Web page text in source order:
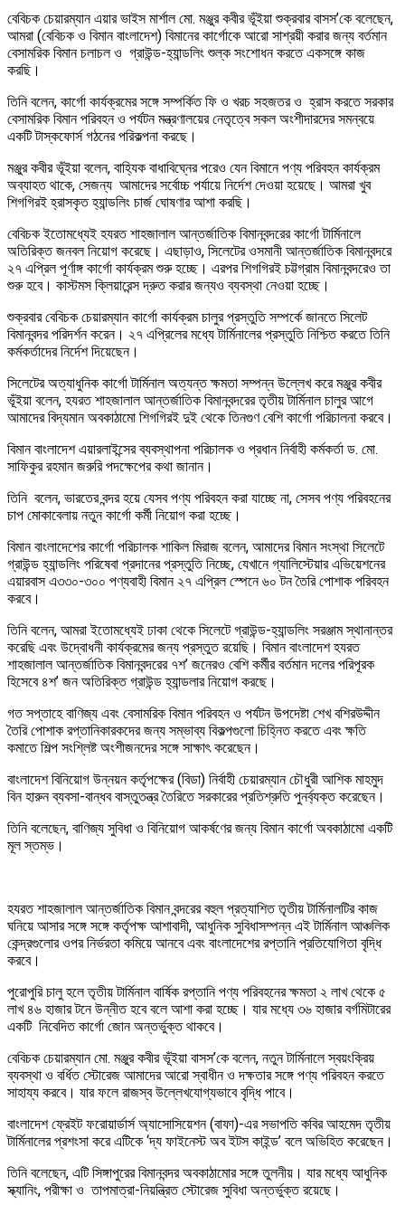
বেবিচক চেয়ারম্যান এয়ার ভাইস মার্শাল মো. মঞ্জুর কবীর ভূঁইয়া শুক্রবার বাসস’কে বলেছেন,
আমরা (বেবিচক ও বিমান বাংলাদেশ) বিমানের কার্গোকে আরো সাশ্রয়ী করার জন্য বর্তমান
বেসামরিক বিমান চলাচল ও গ্রাউন্ড-হ্যান্ডলিং শুল্ক সংশোধন করতে একসঙ্গে কাজ
করছি।
তিনি বলেন, কার্গো কার্যক্রমের সঙ্গে সম্পর্কিত ফি ও খরচ সহজতর ও হ্রাস করতে সরকার
বেসামরিক বিমান পরিবহন ও পর্যটন মন্ত্রণালয়ের নেতৃত্বে সকল অংশীদারদের সমন্বয়ে
একটি টাস্কফোর্স গঠনের পরিকল্পনা করছে।
মঞ্জুর কবীর ভূঁইয়া বলেন, বাহ্যিক বাধাবিঘ্নের পরেও যেন বিমানে পণ্য পরিবহন কার্যক্রম
অব্যাহত থাকে, সেজন্য আমাদের সর্বোচ্চ পর্যায়ে নির্দেশ দেওয়া হয়েছে। আমরা খুব
শিগগিরই হ্রাসকৃত হ্যান্ডলিং চার্জ ঘোষণার আশা করছি।
বেবিচক ইতোমধ্যেই হযরত শাহজালাল আন্তর্জাতিক বিমানবন্দরের কার্গো টার্মিনালে
অতিরিক্ত জনবল নিয়োগ করেছে। এছাড়াও, সিলেটের ওসমানী আন্তর্জাতিক বিমানবন্দরে
২৭ এপ্রিল পূর্ণাঙ্গ কার্গো কার্যক্রম শুরু হচ্ছে। এরপর শিগগিরই চট্টগ্রাম বিমানবন্দরেও তা
শুরু হবে। কাস্টমস ক্লিয়ারেন্স দ্রুত করার জন্যও ব্যবস্থা নেওয়া হচ্ছে।
শুক্রবার বেবিচক চেয়ারম্যান কার্গো কার্যক্রম চালুর প্রস্তুতি সম্পর্কে জানতে সিলেট
বিমানবন্দর পরিদর্শন করেন। ২৭ এপ্রিলের মধ্যে টার্মিনালের প্রস্তুতি নিশ্চিত করতে তিনি
কর্মকর্তাদের নির্দেশ দিয়েছেন।
সিলেটের অত্যাধুনিক কার্গো টার্মিনাল অত্যন্ত ক্ষমতা সম্পন্ন উল্লেখ করে মঞ্জুর কবীর
ভূঁইয়া বলেন, হযরত শাহজালাল আন্তর্জাতিক বিমানবন্দরের তৃতীয় টার্মিনাল চালুর আগে
আমাদের বিদ্যমান অবকাঠামো শিগগিরই দুই থেকে তিনগুণ বেশি কার্গো পরিচালনা করবে।
বিমান বাংলাদেশ এয়ারলাইন্সের ব্যবস্থাপনা পরিচালক ও প্রধান নির্বাহী কর্মকর্তা ড. মো.
সাফিকুর রহমান জরুরি পদক্ষেপের কথা জানান।
তিনি বলেন, ভারতের বন্দর হয়ে যেসব পণ্য পরিবহন করা যাচ্ছে না, সেসব পণ্য পরিবহনের
চাপ মোকাবেলায় নতুন কার্গো কর্মী নিয়োগ করা হচ্ছে।
বিমান বাংলাদেশের কার্গো পরিচালক শাকিল মিরাজ বলেন, আমাদের বিমান সংস্থা সিলেটে
গ্রাউন্ড হ্যান্ডলিং পরিষেবা প্রদানের প্রস্তুতি নিচ্ছে, যেখানে গ্যালিস্টেয়ার এভিয়েশনের
এয়ারবাস এ৩৩০-৩০০ পণ্যবাহী বিমান ২৭ এপ্রিল স্পেনে ৬০ টন তৈরি পোশাক পরিবহন
করবে।
তিনি বলেন, আমরা ইতোমধ্যেই ঢাকা থেকে সিলেটে গ্রাউন্ড-হ্যান্ডলিং সরঞ্জাম স্থানান্তর
করেছি এবং উদ্বোধনী কার্যক্রমের জন্য প্রস্তুত রয়েছি। বিমান বাংলাদেশ হযরত
শাহজালাল আন্তর্জাতিক বিমানবন্দরের ৭শ’ জনেরও বেশি কর্মীর বর্তমান দলের পরিপূরক
হিসেবে ৪শ’ জন অতিরিক্ত গ্রাউন্ড হ্যান্ডলার নিয়োগ করছে।
গত সপ্তাহে বাণিজ্য এবং বেসামরিক বিমান পরিবহন ও পর্যটন উপদেষ্টা শেখ বশিরউদ্দীন
তৈরি পোশাক রপ্তানিকারকদের জন্য সম্ভাব্য বিকল্পগুলো চিহ্নিত করতে এবং ক্ষতি
কমাতে শিল্প সংশ্লিষ্ট অংশীজনদের সঙ্গে সাক্ষাৎ করেছেন।
বাংলাদেশ বিনিয়োগ উন্নয়ন কর্তৃপক্ষের (বিডা) নির্বাহী চেয়ারম্যান চৌধুরী আশিক মাহমুদ
বিন হারুন ব্যবসা-বান্ধব বাস্তুতন্ত্র তৈরিতে সরকারের প্রতিশ্রুতি পুনর্ব্যক্ত করেছেন।
তিনি বলেছেন, বাণিজ্য সুবিধা ও বিনিয়োগ আকর্ষণের জন্য বিমান কার্গো অবকাঠামো একটি
মূল স্তম্ভ।
হযরত শাহজালাল আন্তর্জাতিক বিমান বন্দরের বহুল প্রত্যাশিত তৃতীয় টার্মিনালটির কাজ
ঘনিয়ে আসার সঙ্গে সঙ্গে কর্তৃপক্ষ আশাবাদী, আধুনিক সুবিধাসম্পন্ন এই টার্মিনাল আঞ্চলিক
কেন্দ্রগুলোর ওপর নির্ভরতা কমিয়ে আনবে এবং বাংলাদেশের রপ্তানি প্রতিযোগিতা বৃদ্ধি
করবে।
পুরোপুরি চালু হলে তৃতীয় টার্মিনাল বার্ষিক রপ্তানি পণ্য পরিবহনের ক্ষমতা ২ লাখ থেকে ৫
লাখ ৪৬ হাজার টনে উন্নীত হবে বলে আশা করা হচ্ছে। যার মধ্যে ৩৬ হাজার বর্গমিটারের
একটি নিবেদিত কার্গো জোন অন্তর্ভুক্ত থাকবে।
বেবিচক চেয়ারম্যান মো. মঞ্জুর কবীর ভূঁইয়া বাসস’কে বলেন, নতুন টার্মিনালে স্বয়ংক্রিয়
ব্যবস্থা ও বর্ধিত স্টোরেজ আমাদের আরো স্বাধীন ও দক্ষতার সঙ্গে পণ্য পরিবহন করতে
সাহায্য করবে। যার ফলে রাজস্ব উল্লেখযোগ্যভাবে বৃদ্ধি পাবে।
বাংলাদেশ ফ্রেইট ফরোয়ার্ডার্স অ্যাসোসিয়েশন (বাফা)-এর সভাপতি কবির আহমেদ তৃতীয়
টার্মিনালের প্রশংসা করে এটিকে ‘দ্য ফাইনেস্ট অব ইটস কাইন্ড’ বলে অভিহিত করেছেন।
তিনি বলেছেন, এটি সিঙ্গাপুরের বিমানবন্দর অবকাঠামোর সঙ্গে তুলনীয়। যার মধ্যে আধুনিক
স্ক্যানিং, পরীক্ষা ও তাপমাত্রা-নিয়ন্ত্রিত স্টোরেজ সুবিধা অন্তর্ভুক্ত রয়েছে।